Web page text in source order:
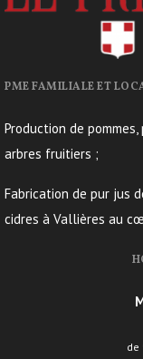
PME FAMILIALE ET
Production de
arbres fruitiers ;
Fabrication de pur jus
cidres à Vallières au
de